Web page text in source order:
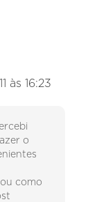
às 16:23
o
como